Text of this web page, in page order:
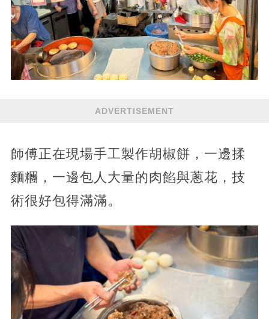
ADVERTISEMENT
師傅正在現場手工製作胡椒餅，一邊揉
麵糰，一邊包人大量的肉餡與蔥花，技
術很好包得滿滿。